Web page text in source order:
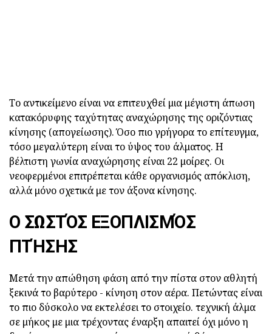
Το αντικείμενο είναι να επιτευχθεί μια μέγιστη άπωση
κατακόρυφης ταχύτητας αναχώρησης της οριζόντιας
κίνησης (απογείωσης). Όσο πιο γρήγορα το επίτευγμα,
τόσο μεγαλύτερη είναι το ύψος του άλματος. Η
βέλτιστη γωνία αναχώρησης είναι 22 μοίρες. Οι
νεοφερμένοι επιτρέπεται κάθε οργανισμός απόκλιση,
αλλά μόνο σχετικά με τον άξονα κίνησης.
Ο ΣΩΣΤΌΣ ΕΞΟΠΛΙΣΜΌΣ
ΠΤΉΣΗΣ
Μετά την απώθηση φάση από την πίστα στον αθλητή
ξεκινά το βαρύτερο - κίνηση στον αέρα. Πετώντας είναι
το πιο δύσκολο να εκτελέσει το στοιχείο. τεχνική άλμα
σε μήκος με μια τρέχοντας έναρξη απαιτεί όχι μόνο η